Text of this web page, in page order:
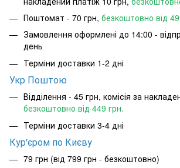
Поштомат - 70 грн, безкоштовно від
Замовлення оформлені до 14:00 -
день
Терміни доставки 1-2 дні
Укр Поштою
Відділення - 45 грн, комісія за
безкоштовно від 449 грн.
Терміни доставки 3-4 дні
Кур'єром по Києву
79 грн (від 799 грн - безкоштовно)